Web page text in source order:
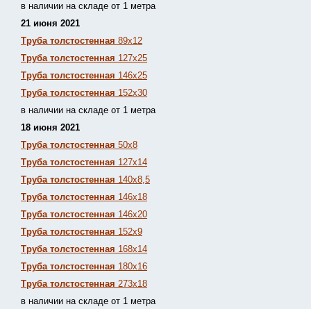
в наличии на складе от 1 метра
21 июня 2021
Труба толстостенная 89х12
Труба толстостенная 127х25
Труба толстостенная 146х25
Труба толстостенная 152х30
в наличии на складе от 1 метра
18 июня 2021
Труба толстостенная 50х8
Труба толстостенная 127х14
Труба толстостенная 140х8,5
Труба толстостенная 146х18
Труба толстостенная 146х20
Труба толстостенная 152х9
Труба толстостенная 168х14
Труба толстостенная 180х16
Труба толстостенная 273х18
в наличии на складе от 1 метра